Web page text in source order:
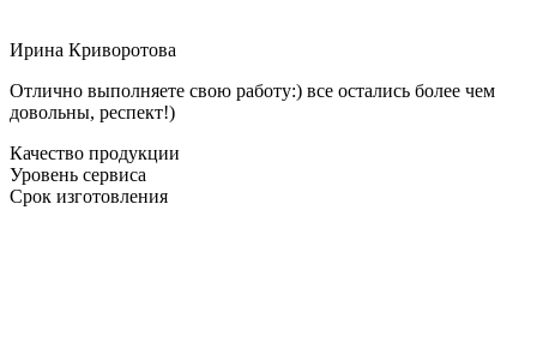
Ирина Криворотова
Отлично выполняете свою работу:) все остались более чем
довольны, респект!)
Качество продукции
Уровень сервиса
Срок изготовления